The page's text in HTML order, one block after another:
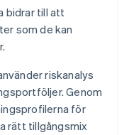
bidrar till att
som de kan
riskanalys
Genom
för
rätt tillgångsmix